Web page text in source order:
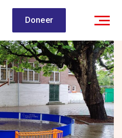
Doneer